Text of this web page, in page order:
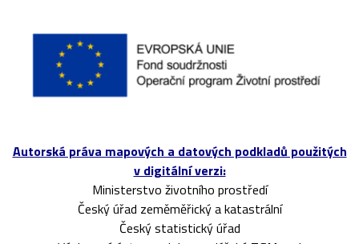
Autorská práva mapových a datových podkladů použitých
v digitální verzi:
Ministerstvo životního prostředí
Český úřad zeměměřický a katastrální
Český statistický úřad